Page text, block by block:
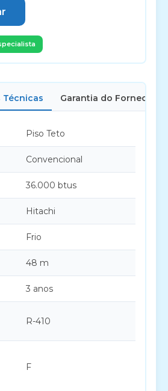
Técnicas Garantia do Fornecedor
Piso Teto
Convencional
36.000 btus
Hitachi
Frio
48 m
3 anos
R-410
F